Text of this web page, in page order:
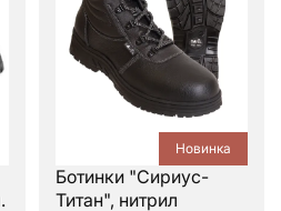
Новинка
Ботинки "Сириус-
Титан", нитрил